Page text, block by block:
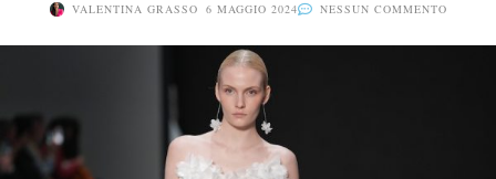
VALENTINA GRASSO 6 MAGGIO 2024 NESSUN COMMENTO